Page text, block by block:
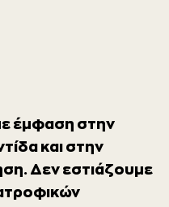
έμφαση στην
και στην
Δεν εστιάζουμε